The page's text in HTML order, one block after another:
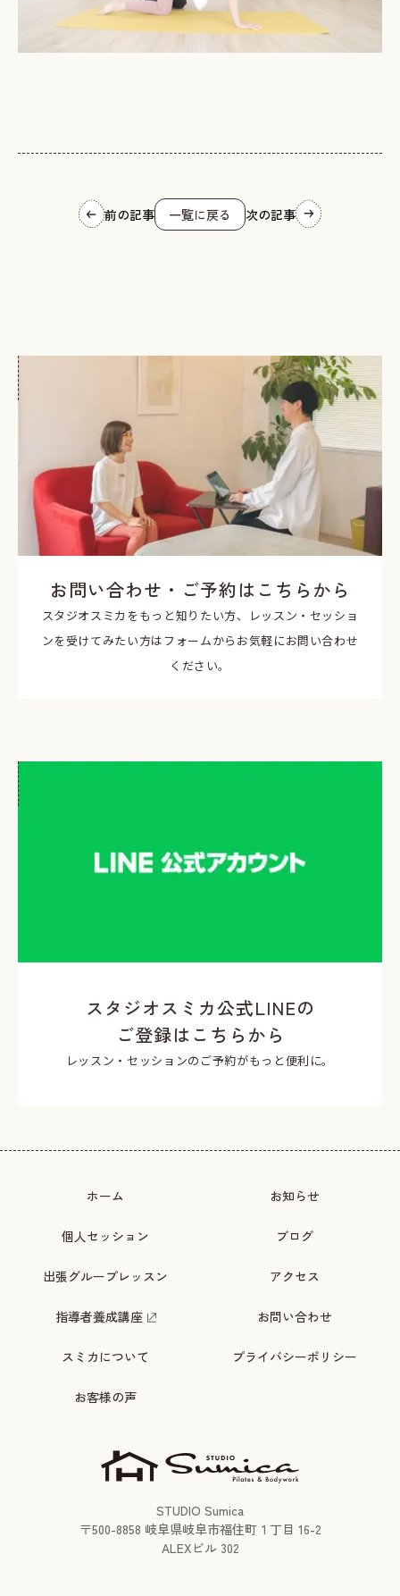
前の記事 一覧に戻る 次の記事
お問い合わせ・ご予約はこちらから
スタジオスミカをもっと知りたい方、レッスン・セッショ
ンを受けてみたい方はフォームからお気軽にお問い合わせ
ください。
スタジオスミカ公式LINEの
ご登録はこちらから
レッスン・セッションのご予約がもっと便利に。
ホーム
個人セッション
出張グループレッスン
指導者養成講座
スミカについて
お客様の声
お知らせ
ブログ
アクセス
お問い合わせ
プライバシーポリシー
STUDIO Sumica
〒500-8858 岐阜県岐阜市福住町１丁目 16-2
ALEXビル 302